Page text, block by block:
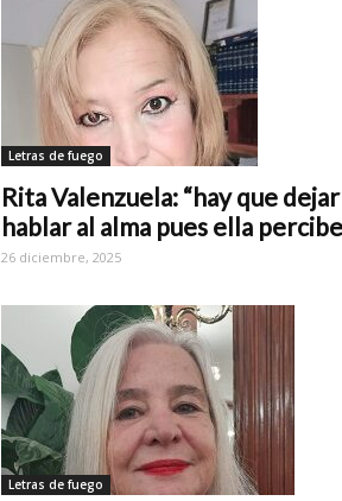
Letras de fuego
Rita Valenzuela: “hay que dejar
hablar al alma pues ella
26 diciembre, 2025
Letras de fuego